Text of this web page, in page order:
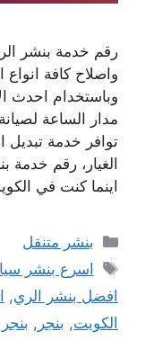
رقم خدمة بنشر
واصلاح كافة
وباستخدام احدث
مدار الساعة
توافر خدمة تبديل
الغيار، رقم
اينما كنت في
التصنيفات
بنشر متنقل
الوسوم
اسرع بنشر
افضل بنشر الري,
الكويت, بنجر ,